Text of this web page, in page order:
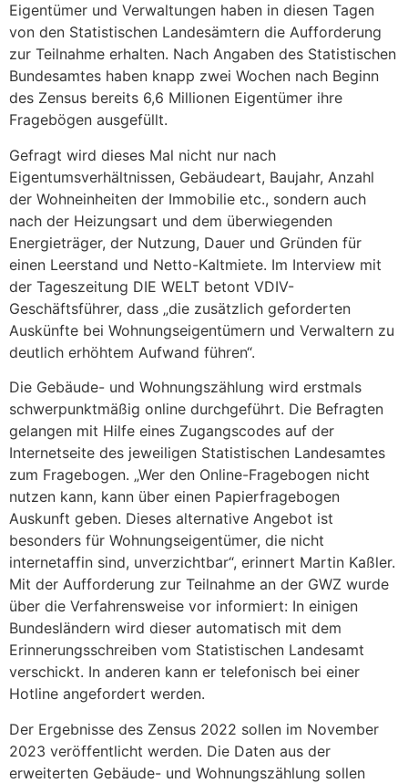
Eigentümer und Verwaltungen haben in diesen Tagen
von den Statistischen Landesämtern die Aufforderung
zur Teilnahme erhalten. Nach Angaben des Statistischen
Bundesamtes haben knapp zwei Wochen nach Beginn
des Zensus bereits 6,6 Millionen Eigentümer ihre
Fragebögen ausgefüllt.
Gefragt wird dieses Mal nicht nur nach
Eigentumsverhältnissen, Gebäudeart, Baujahr, Anzahl
der Wohneinheiten der Immobilie etc., sondern auch
nach der Heizungsart und dem überwiegenden
Energieträger, der Nutzung, Dauer und Gründen für
einen Leerstand und Netto-Kaltmiete. Im Interview mit
der Tageszeitung DIE WELT betont VDIV-
Geschäftsführer, dass „die zusätzlich geforderten
Auskünfte bei Wohnungseigentümern und Verwaltern zu
deutlich erhöhtem Aufwand führen“.
Die Gebäude- und Wohnungszählung wird erstmals
schwerpunktmäßig online durchgeführt. Die Befragten
gelangen mit Hilfe eines Zugangscodes auf der
Internetseite des jeweiligen Statistischen Landesamtes
zum Fragebogen. „Wer den Online-Fragebogen nicht
nutzen kann, kann über einen Papierfragebogen
Auskunft geben. Dieses alternative Angebot ist
besonders für Wohnungseigentümer, die nicht
internetaffin sind, unverzichtbar“, erinnert Martin Kaßler.
Mit der Aufforderung zur Teilnahme an der GWZ wurde
über die Verfahrensweise vor informiert: In einigen
Bundesländern wird dieser automatisch mit dem
Erinnerungsschreiben vom Statistischen Landesamt
verschickt. In anderen kann er telefonisch bei einer
Hotline angefordert werden.
Der Ergebnisse des Zensus 2022 sollen im November
2023 veröffentlicht werden. Die Daten aus der
erweiterten Gebäude- und Wohnungszählung sollen